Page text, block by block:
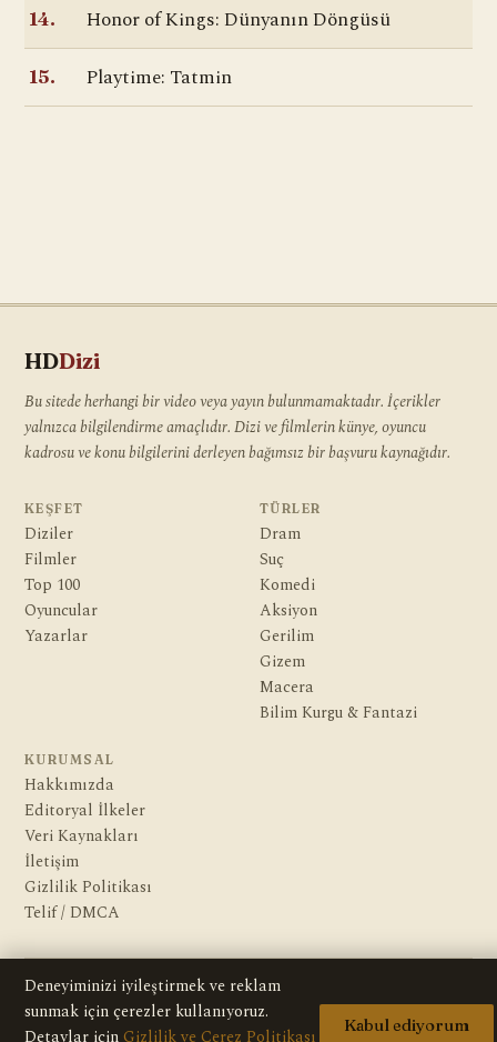
14. Honor of Kings: Dünyanın Döngüsü
15. Playtime: Tatmin
HDDizi
Bu sitede herhangi bir video veya yayın bulunmamaktadır. İçerikler
yalnızca bilgilendirme amaçlıdır. Dizi ve filmlerin künye, oyuncu
kadrosu ve konu bilgilerini derleyen bağımsız bir başvuru kaynağıdır.
KEŞFET
Diziler
Filmler
Top 100
Oyuncular
Yazarlar
TÜRLER
Dram
Suç
Komedi
Aksiyon
Gerilim
Gizem
Macera
Bilim Kurgu & Fantazi
KURUMSAL
Hakkımızda
Editoryal İlkeler
Veri Kaynakları
İletişim
Gizlilik Politikası
Telif / DMCA
© 2026 HD Dizi — Tüm içerikler bilgilendirme amaçlıdır; sitede hiçbir
video veya yayın bulunmaz.
Deneyiminizi iyileştirmek ve reklam
sunmak için çerezler kullanıyoruz.
Kabul ediyorum